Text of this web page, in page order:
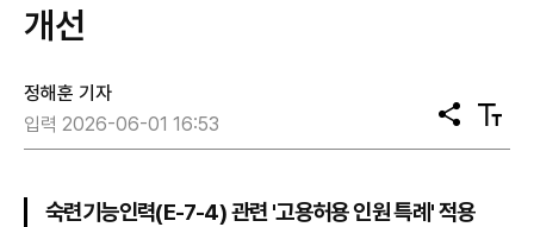
개선
정해훈 기자
입력 2026-06-01 16:53
공
유
텍
스
숙련기능인력(E-7-4) 관련 '고용허용 인원 특례' 적용